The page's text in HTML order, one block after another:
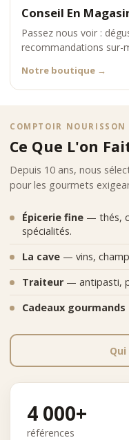
Conseil En
Passez nous voir :
recommandations sur-
Notre boutique →
COMPTOIR NOURISSON
Ce Que L'on
Depuis 10 ans, nous
pour les gourmets
Épicerie fine — thés,
spécialités.
La cave — vins,
Traiteur — antipasti,
Cadeaux gourmands
4 000+
références